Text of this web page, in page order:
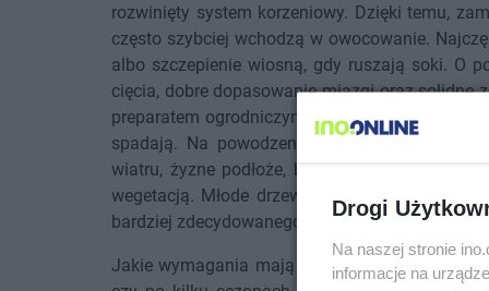
rozwinięty system korzeniowy. Dzięki temu,
często szybciej wchodzą w owocowanie.
albo szczepienie wiosną, gdy ruszają soki. O
cięcia, dobre dopasowanie miazgi oraz solidne
preparatem ogrodniczym. Jeśli zraz
spadają. Na powodzenie wpływają także
wiatru, żyzne podłoże, brak zastoin wody),
wegetacją. Młode drzewa łatwiej uformować
bardziej zdecydowanego cięcia po udanym
Jakie wymagania mają drzewka śliwy? To
Drogi
Na naszej stronie
informacje na